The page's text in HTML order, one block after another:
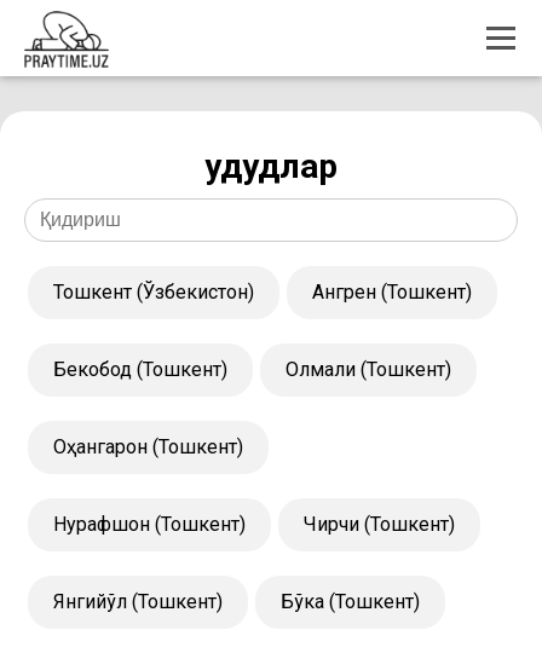
Ҳудудлар
Тошкент (Ўзбекистон) Ангрен (Тошкент)
Бекобод (Тошкент) Олмалиқ (Тошкент)
Оҳангарон (Тошкент)
Нурафшон (Тошкент) Чирчиқ (Тошкент)
Янгийўл (Тошкент) Бўка (Тошкент)